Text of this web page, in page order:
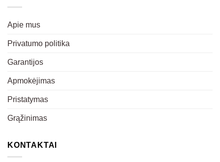
Apie mus
Privatumo politika
Garantijos
Apmokėjimas
Pristatymas
Grąžinimas
KONTAKTAI